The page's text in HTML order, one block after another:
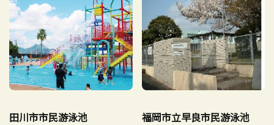
田川市市民游泳池 福岡市立早良市民游泳池